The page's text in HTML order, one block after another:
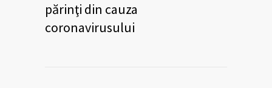
părinţi din cauza
coronavirusului